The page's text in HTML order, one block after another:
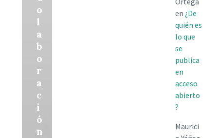
o
l
a
b
o
r
a
c
i
ó
n
en ¿De
quién es
lo que
se
publica
en
acceso
abierto
?
Maurici